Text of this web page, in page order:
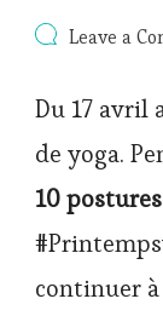
Leave a
Du 17 avril
de yoga.
10
continuer